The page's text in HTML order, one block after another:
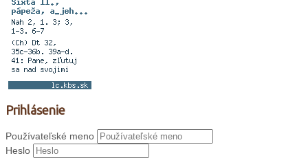
Prihlásenie
Používateľské meno
Heslo